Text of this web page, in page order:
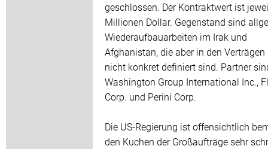
geschlossen. Der Kontraktwert ist
Millionen Dollar. Gegenstand sind
Wiederaufbauarbeiten im Irak und
Afghanistan, die aber in den Verträgen
nicht konkret definiert sind. Partner
Washington Group International Inc.,
Corp. und Perini Corp.
Die US-Regierung ist offensichtlich
den Kuchen der Großaufträge sehr